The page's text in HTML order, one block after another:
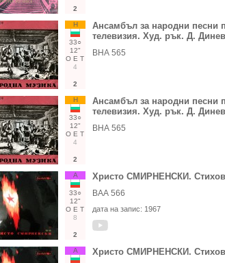
2
Н
33○
12"
О Е Т
4
2
Ансамбъл за народни песни
телевизия. Худ. рък. Д.
ВНА 565
Н
33○
12"
О Е Т
4
2
Ансамбъл за народни песни
телевизия. Худ. рък. Д.
ВНА 565
А
33○
12"
О Е Т
8
2
Христо СМИРНЕНСКИ.
ВАА 566
дата на запис: 1967
А Христо СМИРНЕНСКИ.